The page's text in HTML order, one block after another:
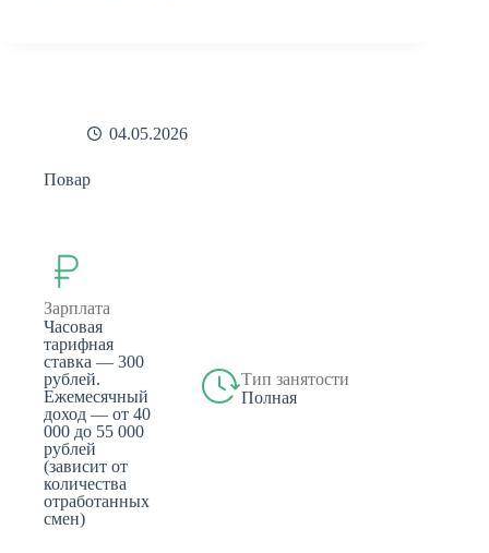
04.05.2026
Повар
Зарплата
Часовая
тарифная
ставка — 300
рублей.
Ежемесячный
доход — от 40
000 до 55 000
рублей
(зависит от
количества
отработанных
смен)
Тип занятости
Полная